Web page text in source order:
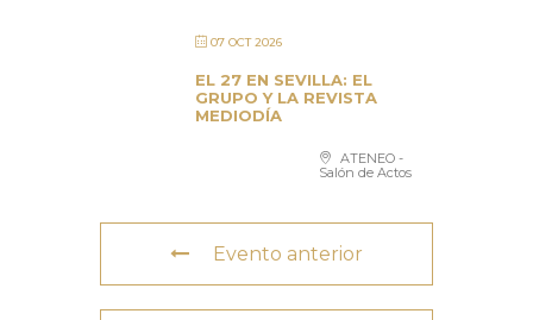
07 OCT 2026
EL 27 EN SEVILLA: EL
GRUPO Y LA REVISTA
MEDIODÍA
ATENEO -
Salón de Actos
Evento anterior